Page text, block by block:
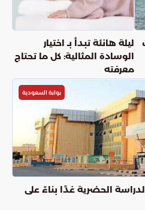
المرورية
الإلكتروني عبر